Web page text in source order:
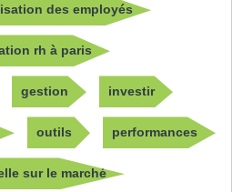
des employés
rh à paris
gestion investir
outils performances
sur le marché